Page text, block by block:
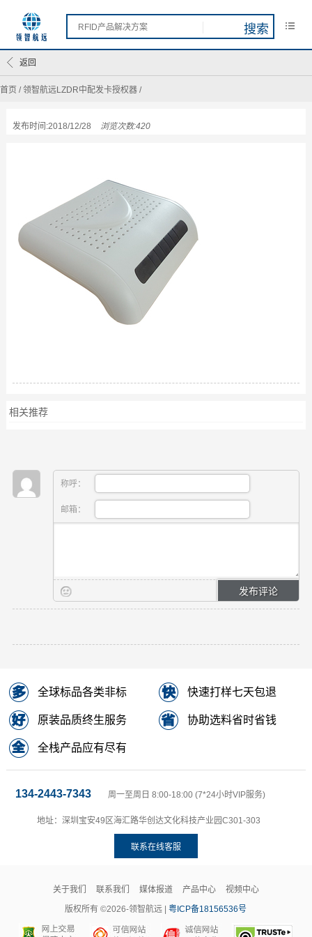
首页 /领智航远LZDR中配发卡授权器 /
返回
发布时间:2018/12/28 浏览次数:420
相关推荐
称呼：
邮箱：
全球标品各类非标 快速打样七天包退
原装品质终生服务 协助选料省时省钱
全栈产品应有尽有
134-2443-7343 周一至周日 8:00-18:00 (7*24小时VIP服务)
地址：深圳宝安49区海汇路华创达文化科技产业园C301-303
联系在线客服
关于我们 联系我们 媒体报道 产品中心
视频中心
版权所有 ©2026-领智航远 |粤ICP备18156536号